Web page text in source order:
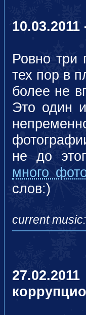
Ровно три
тех пор в
более не
Это один
не до
много
слов:)
current